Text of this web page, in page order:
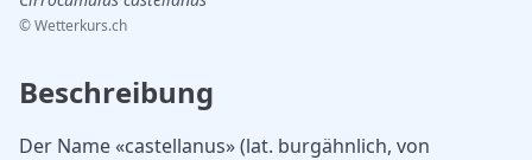
©Wetterkurs.ch
Beschreibung
Der Name «castellanus» (lat. burgähnlich, von